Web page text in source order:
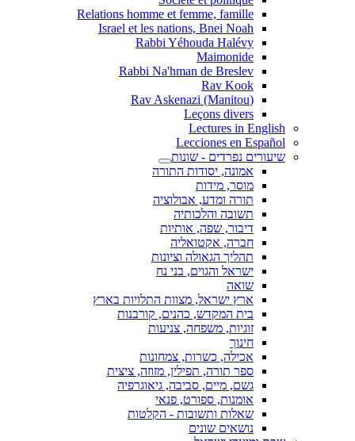
Relations homme et femme, famille
Israel et les nations, Bnei Noah
Rabbi Yéhouda Halévy
Maimonide
Rabbi Na'hman de Breslev
Rav Kook
(Rav Askenazi (Manitou
Leçons divers
Lectures in English
Lecciones en Español
שיעורים נפרדים - שונות
אמונה, יסודות התורה
מוסר, מידות
תורה ומדע, אבולוציה
תשובה והלכותיה
דיבור, שפה, אותיות
חברה, אקטואליה
תהליך הגאולה וציונות
ישראל והגוים, בני נח
שואה
ארץ ישראל, מצוות התלויות בארץ
בית המקדש, כהנים, קורבנות
זוגיות, משפחה, צניעות
חינוך
אכילה, כשרות, צמחונות
ספר תורה, תפילין, מזוזה, ציצית
גשם, מיים, סביבה, גיאוגרפיה
אומנות, ספורט, פנאי
שאלות ותשובות - הקלטות
נושאים שונים